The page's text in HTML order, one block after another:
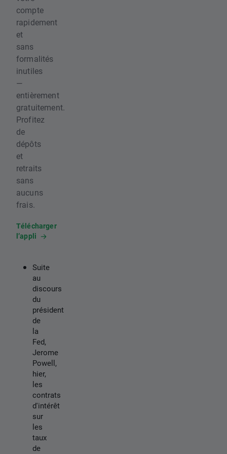
compte
rapidement
et
sans
formalités
inutiles
—
entièrement
gratuitement.
Profitez
de
dépôts
et
retraits
sans
aucuns
frais.
Télécharger
l’appli
Suite
au
discours
du
président
de
la
Fed,
Jerome
Powell,
hier,
les
contrats
d'intérêt
sur
les
taux
de